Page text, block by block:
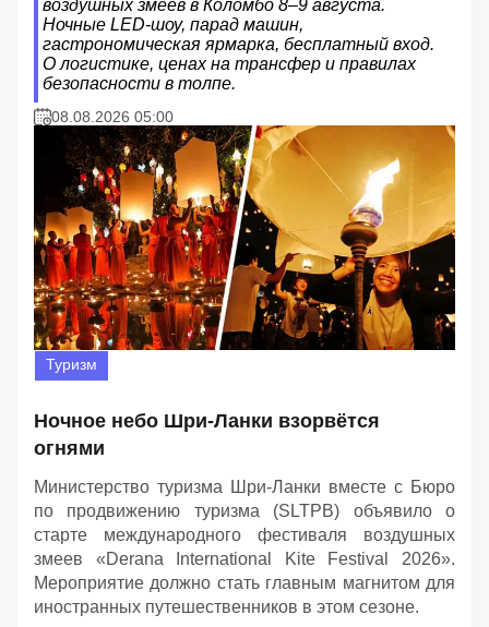
воздушных змеев в Коломбо 8–9 августа.
Ночные LED-шоу, парад машин,
гастрономическая ярмарка, бесплатный вход.
О логистике, ценах на трансфер и правилах
безопасности в толпе.
08.08.2026 05:00
Туризм
Ночное небо Шри-Ланки взорвётся
огнями
Министерство туризма Шри-Ланки вместе с Бюро
по продвижению туризма (SLTPB) объявило о
старте международного фестиваля воздушных
змеев «Derana International Kite Festival 2026».
Мероприятие должно стать главным магнитом для
иностранных путешественников в этом сезоне.